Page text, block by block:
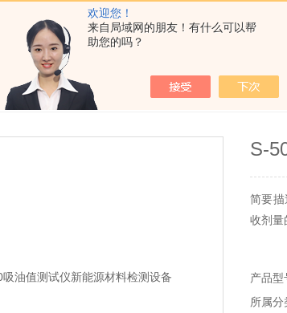
欢迎您！
来自局域网的朋友！有什么可以帮
助您的吗？
，求积仪，气象产品，管线探测仪，全站仪，经纬仪
您的位置： 网站首页>产品
S-
简要
收剂量
产品型
所属分